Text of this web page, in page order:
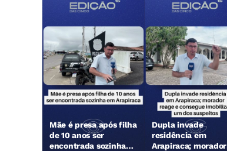
Mãe é presa após filha
de 10 anos ser
encontrada sozinha
Dupla invade
residência em
Arapiraca; morador